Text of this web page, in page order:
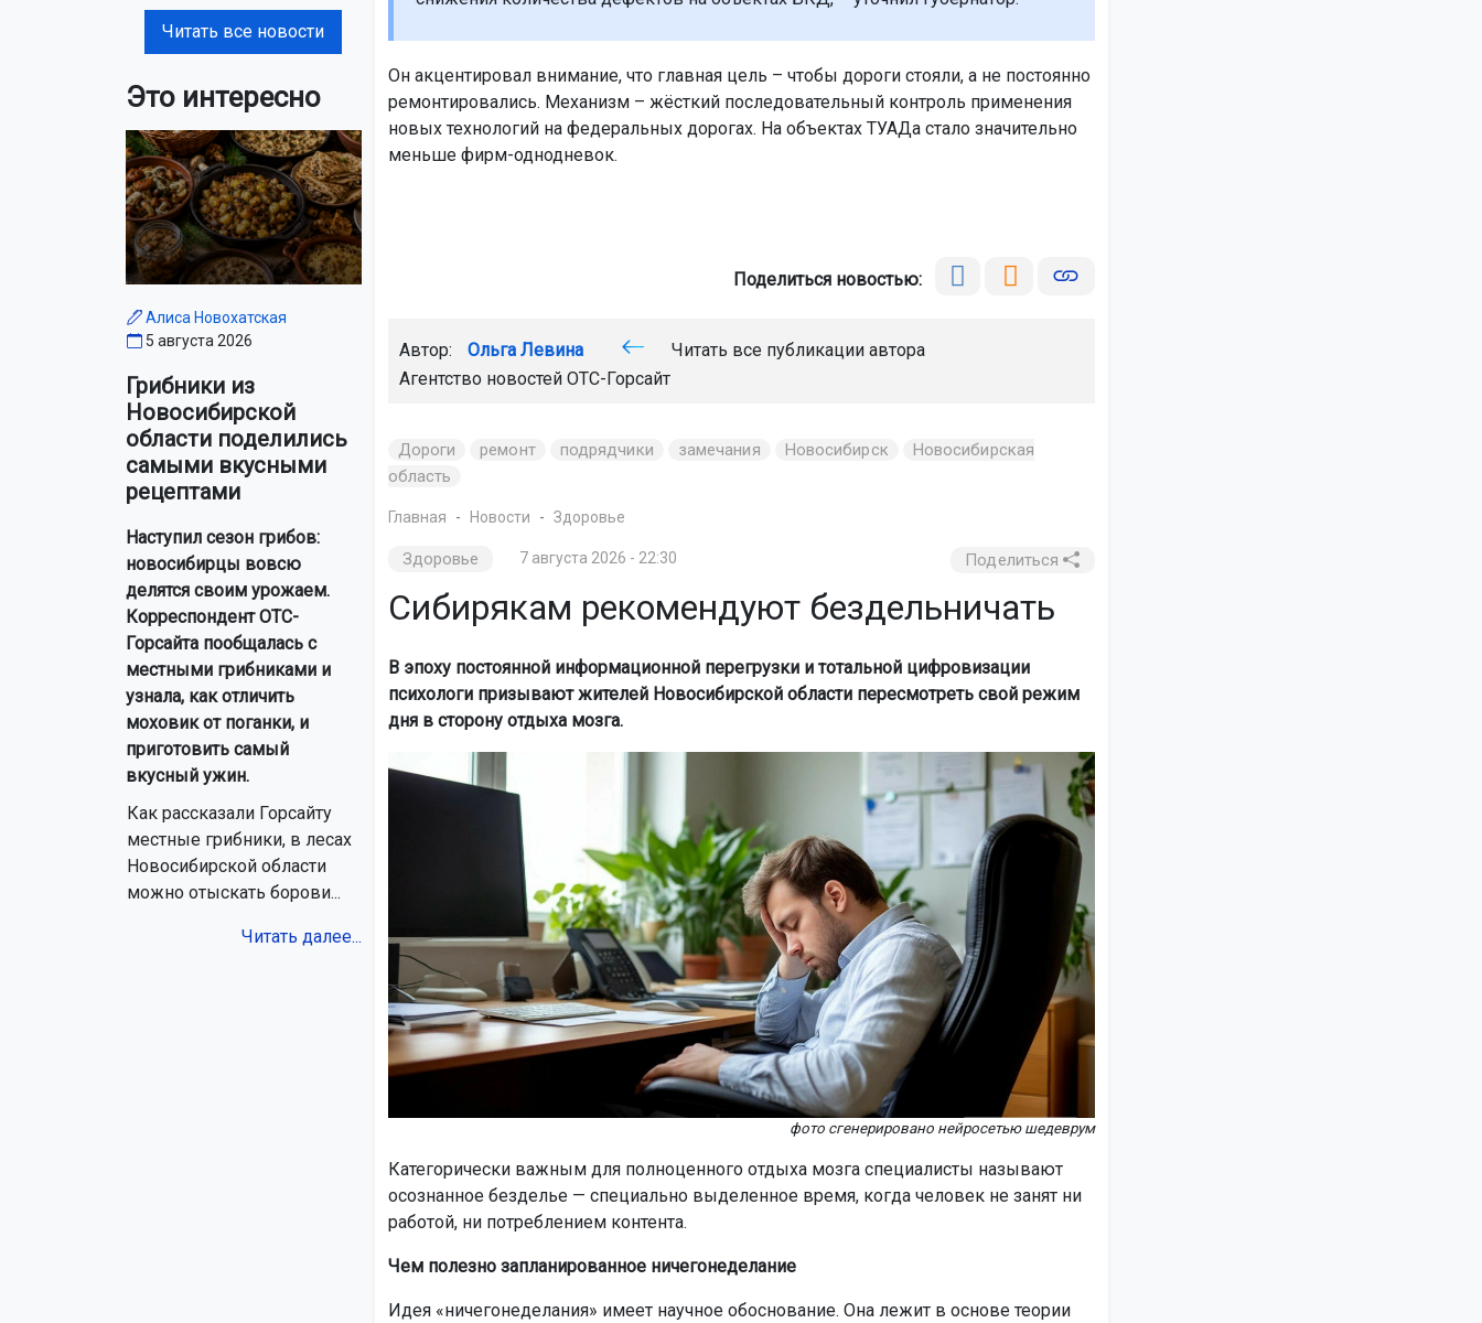
Читать все новости
Это интересно
Алиса Новохатская
5 августа 2026
Грибники из
Новосибирской
области поделились
самыми вкусными
рецептами
Наступил сезон грибов:
новосибирцы вовсю
делятся своим урожаем.
Корреспондент ОТС-
Горсайта пообщалась с
местными грибниками и
узнала, как отличить
моховик от поганки, и
приготовить самый
вкусный ужин.
Как рассказали Горсайту
местные грибники, в лесах
Новосибирской области
можно отыскать борови...
Читать далее...
Он акцентировал внимание, что главная цель – чтобы дороги стояли, а не постоянно
ремонтировались. Механизм – жёсткий последовательный контроль применения
новых технологий на федеральных дорогах. На объектах ТУАДа стало значительно
меньше фирм-однодневок.
Поделиться новостью:
Автор: Ольга Левина
Читать все публикации автора
Агентство новостей ОТС-Горсайт
Дороги ремонт подрядчики замечания Новосибирск
Новосибирская
область
Главная Новости Здоровье
Здоровье 7 августа 2026 - 22:30 Поделиться
Сибирякам рекомендуют бездельничать
В эпоху постоянной информационной перегрузки и тотальной цифровизации
психологи призывают жителей Новосибирской области пересмотреть свой режим
дня в сторону отдыха мозга.
фото сгенерировано нейросетью шедеврум
Категорически важным для полноценного отдыха мозга специалисты называют
осознанное безделье — специально выделенное время, когда человек не занят ни
работой, ни потреблением контента.
Чем полезно запланированное ничегонеделание
Идея «ничегонеделания» имеет научное обоснование. Она лежит в основе теории